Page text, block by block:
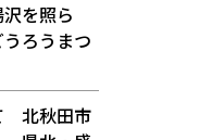
を照ら
ろうまつ
北秋田市